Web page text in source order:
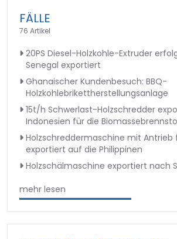
FÄLLE
76 Artikel
20PS Diesel-Holzkohle-Extruder
Senegal exportiert
Ghanaischer Kundenbesuch: BBQ-
Holzkohlebrikettherstellungsanlage
15t/h Schwerlast-Holzschredder
Indonesien für die
Holzschreddermaschine mit Antrieb
exportiert auf die Philippinen
Holzschälmaschine exportiert nach
mehr lesen